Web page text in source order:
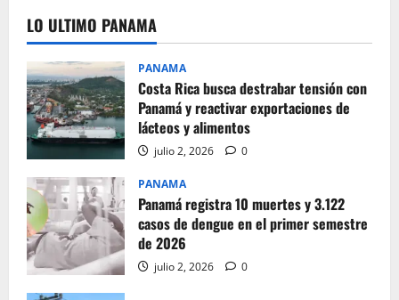
LO ULTIMO PANAMA
PANAMA
Costa Rica busca destrabar tensión con
Panamá y reactivar exportaciones de
lácteos y alimentos
julio 2, 2026 0
PANAMA
Panamá registra 10 muertes y 3.122
casos de dengue en el primer semestre
de 2026
julio 2, 2026 0